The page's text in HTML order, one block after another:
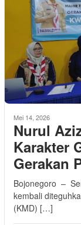
Mei 14, 2026
Nurul
Karakter
Gerakan
Bojonegoro –
kembali
(KMD) […]